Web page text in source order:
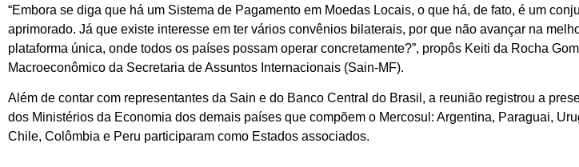
“Embora se diga que há um Sistema de Pagamento em Moedas Locais, o que há, de fato, é um
aprimorado. Já que existe interesse em ter vários convênios bilaterais, por que não avançar na
plataforma única, onde todos os países possam operar concretamente?”, propôs Keiti da Rocha
Macroeconômico da Secretaria de Assuntos Internacionais (Sain-MF).
Além de contar com representantes da Sain e do Banco Central do Brasil, a reunião registrou a
dos Ministérios da Economia dos demais países que compõem o Mercosul: Argentina, Paraguai,
Chile, Colômbia e Peru participaram como Estados associados.